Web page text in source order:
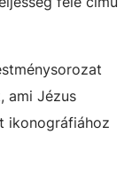
ami Jézus
ikonográfiához